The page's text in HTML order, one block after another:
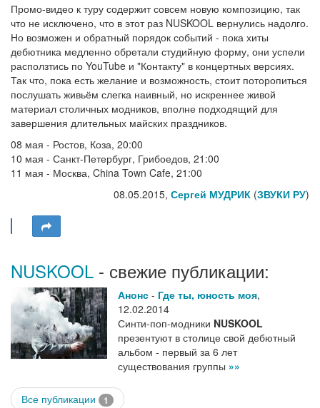
Промо-видео к туру содержит совсем новую композицию, так
что не исключено, что в этот раз NUSKOOL вернулись надолго.
Но возможен и обратный порядок событий - пока хиты
дебютника медленно обретали студийную форму, они успели
расползтись по YouTube и "Контакту" в концертных версиях.
Так что, пока есть желание и возможность, стоит поторопиться
послушать живьём слегка наивный, но искреннее живой
материал столичных модников, вполне подходящий для
завершения длительных майских праздников.
08 мая - Ростов, Коза, 20:00
10 мая - Санкт-Петербург, Грибоедов, 21:00
11 мая - Москва, China Town Cafe, 21:00
08.05.2015, Сергей МУДРИК (ЗВУКИ РУ)
NUSKOOL - свежие публикации:
Анонс - Где ты, юность моя,
12.02.2014
Синти-поп-модники NUSKOOL
презентуют в столице свой дебютный
альбом - первый за 6 лет
существования группы »»
Все публикации 1